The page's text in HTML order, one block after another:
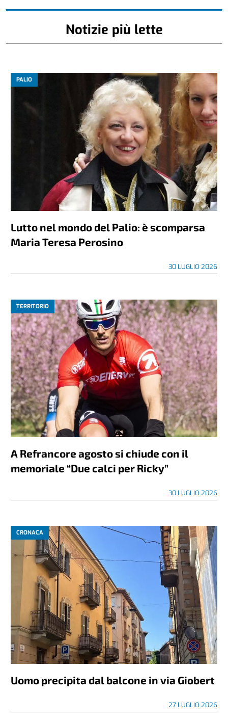
Notizie più lette
PALIO
Lutto nel mondo del Palio: è scomparsa
Maria Teresa Perosino
30 LUGLIO 2026
TERRITORIO
A Refrancore agosto si chiude con il
memoriale “Due calci per Ricky”
30 LUGLIO 2026
CRONACA
Uomo precipita dal balcone in via Giobert
27 LUGLIO 2026